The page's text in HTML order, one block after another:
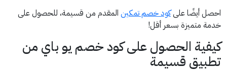
احصل أيضًا علىكود خصم تمكين المقدم من قسيمة، للحصول على
خدمة متميزة بسعر أقل!
كيفية الحصول على كود خصم يو باي من
تطبيق قسيمة